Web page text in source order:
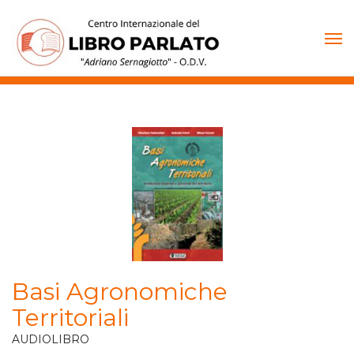
contenuto
Basi Agronomiche
Territoriali
AUDIOLIBRO